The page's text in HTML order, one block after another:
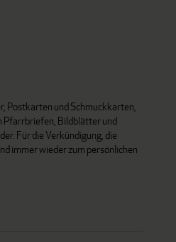
Postkarten und Schmuckkarten,
Pfarrbriefen, Bildblätter und
Für die Verkündigung, die
immer wieder zum persönlichen